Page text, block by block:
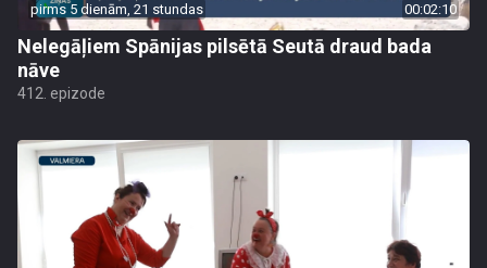
pirms 5 dienām, 21 stundas 00:02:10
Nelegāļiem Spānijas pilsētā Seutā draud bada
nāve
412. epizode